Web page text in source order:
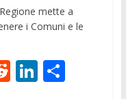
mette a
i Comuni e le
R Li C